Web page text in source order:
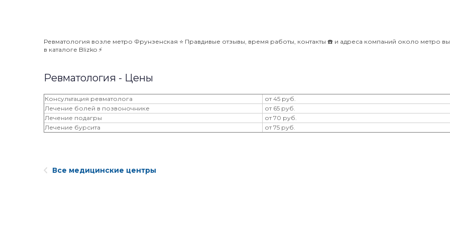
Ревматология возле метро Фрунзенская ⭐️ Правдивые отзывы, время работы, контакты ☎️ и адреса компаний около метро вы
в каталоге Blizko ⚡️
Ревматология - Цены
Консультация ревматолога
от 45 руб.
Лечение болей в позвоночнике
от 65 руб.
Лечение подагры
от 70 руб.
Лечение бурсита
от 75 руб.
Все медицинские центры